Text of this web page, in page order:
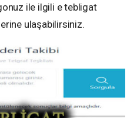
ile ilgili e tebligat
ulaşabilirsiniz.